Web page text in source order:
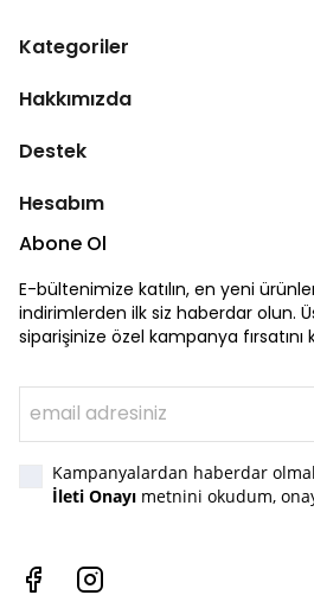
Kategoriler
Hakkımızda
Destek
Hesabım
Abone Ol
E-bültenimize katılın, en yeni
indirimlerden ilk siz haberdar olun.
siparişinize özel kampanya fırsatını
Kampanyalardan haberdar
İleti Onayı metnini okudum,